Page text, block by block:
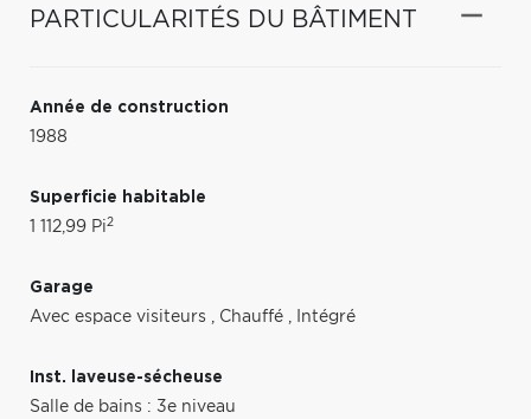
PARTICULARITÉS DU BÂTIMENT
Année de construction
1988
Superficie habitable
1 112,99 Pi2
Garage
Avec espace visiteurs , Chauffé , Intégré
Inst. laveuse-sécheuse
Salle de bains : 3e niveau